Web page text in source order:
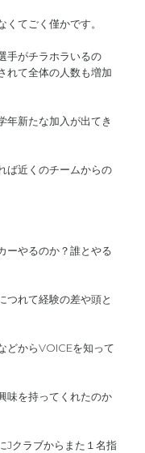
てごく僅かです。
手がチラホラいるの
れて全体の人数も増加
年新たな加入が出てき
ば近くのチームからの
ーやるのか？誰とやる
つれて経験の差や頭と
どからVOICEを知って
味を持ってくれたのか
Jクラブからまた１名指